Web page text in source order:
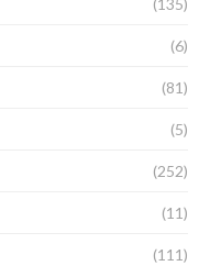
(135)
(6)
(81)
(5)
(252)
(11)
(111)